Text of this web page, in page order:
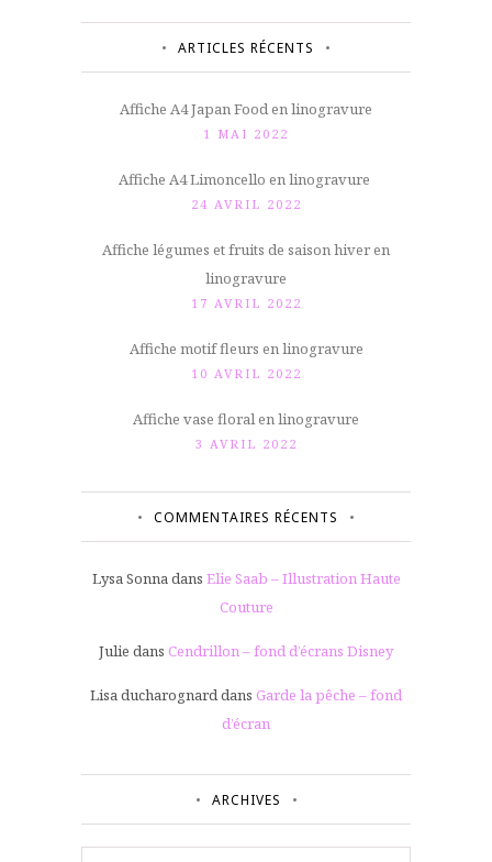
ARTICLES RÉCENTS
Affiche A4 Japan Food en linogravure
1 MAI 2022
Affiche A4 Limoncello en linogravure
24 AVRIL 2022
Affiche légumes et fruits de saison hiver en
linogravure
17 AVRIL 2022
Affiche motif fleurs en linogravure
10 AVRIL 2022
Affiche vase floral en linogravure
3 AVRIL 2022
COMMENTAIRES RÉCENTS
Lysa Sonna dans Elie Saab – Illustration Haute
Couture
Julie dans Cendrillon – fond d’écrans Disney
Lisa ducharognard dans Garde la pêche – fond
d’écran
ARCHIVES